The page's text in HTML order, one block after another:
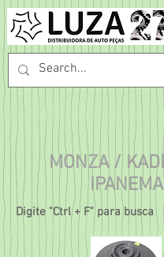
MONZA /
IPANEMA
Digite "Ctrl + F" para busca